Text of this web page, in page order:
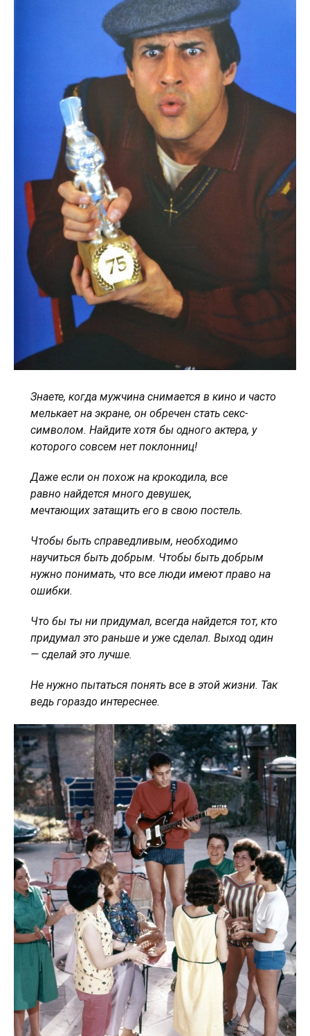
Знаете, когда мужчина снимается в кино и часто
мелькает на экране, он обречен стать секс-
символом. Найдите хотя бы одного актера, у
которого совсем нет поклонниц!
Даже если он похож на крокодила, все
равно найдется много девушек,
мечтающих затащить его в свою постель.
Чтобы быть справедливым, необходимо
научиться быть добрым. Чтобы быть добрым
нужно понимать, что все люди имеют право на
ошибки.
Что бы ты ни придумал, всегда найдется тот, кто
придумал это раньше и уже сделал. Выход один
— сделай это лучше.
Не нужно пытаться понять все в этой жизни. Так
ведь гораздо интереснее.